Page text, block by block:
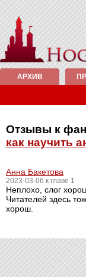
АРХИВ
Отзывы к
как научить
Анна Бакетова
2023-03-06 к главе 1
Неплохо, слог
Читателей здесь
хорош.